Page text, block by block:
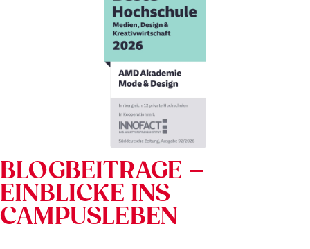
BLOGBEITRÄGE –
EINBLICKE INS
CAMPUSLEBEN